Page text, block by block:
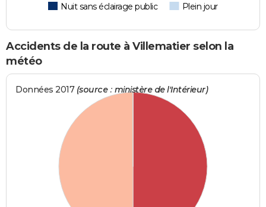
Nuit sans éclairage public
Plein jour
Accidents de la route à Villematier selon la
météo
Données 2017 (source : ministère de l'Intérieur)